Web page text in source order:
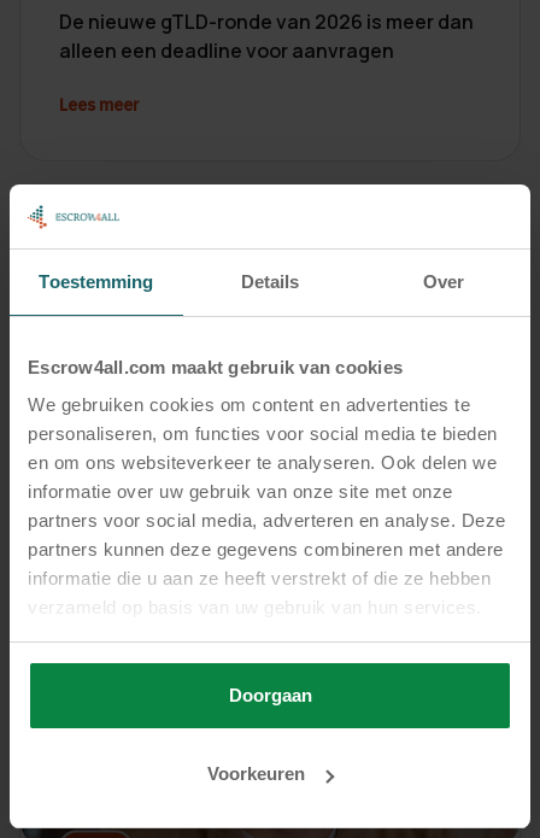
Toestemming Details Over
Escrow4all.com maakt gebruik van cookies
We gebruiken cookies om content en advertenties te
personaliseren, om functies voor social media te bieden
en om ons websiteverkeer te analyseren. Ook delen we
informatie over uw gebruik van onze site met onze
partners voor social media, adverteren en analyse. Deze
partners kunnen deze gegevens combineren met andere
informatie die u aan ze heeft verstrekt of die ze hebben
verzameld op basis van uw gebruik van hun services.
Doorgaan
Voorkeuren
De nieuwe gTLD-ronde van 2026 is meer dan
alleen een deadline voor aanvragen
Lees meer
15 juli, 2026
Dutch Digital Agencies interviewt Escrow4all
en Handpicked Agencies over digital escrow
Lees meer